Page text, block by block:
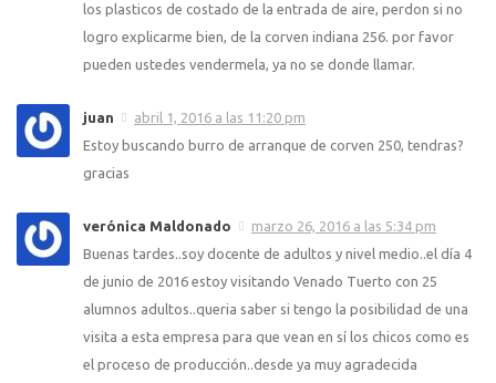
los plasticos de costado de la entrada de aire, perdon si no
logro explicarme bien, de la corven indiana 256. por favor
pueden ustedes vendermela, ya no se donde llamar.
juan
abril 1, 2016 a las 11:20 pm
Estoy buscando burro de arranque de corven 250, tendras?
gracias
verónica Maldonado
marzo 26, 2016 a las 5:34 pm
Buenas tardes..soy docente de adultos y nivel medio..el día 4
de junio de 2016 estoy visitando Venado Tuerto con 25
alumnos adultos..queria saber si tengo la posibilidad de una
visita a esta empresa para que vean en sí los chicos como es
el proceso de producción..desde ya muy agradecida